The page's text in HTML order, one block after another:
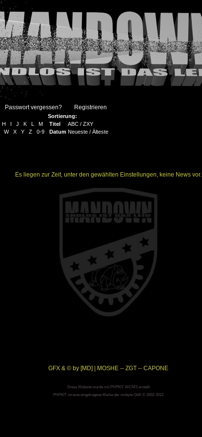
Passwort vergessen? Registrieren
H I J K L
M
W X Y Z 0-9
Sortierung:
Titel
ABC / ZXY
Datum Neueste / Älteste
Es liegen zur Zeit, unter den gewählten Einstellungen, keine News vor.
GFX & © by [MD] | MOSHE -- ZGT -- CAPONE
Diese Website wurde mit PHPKIT WCMS erstellt
PHPKIT ist eine eingetragene Marke der mxbyte GbR © 2002-2012